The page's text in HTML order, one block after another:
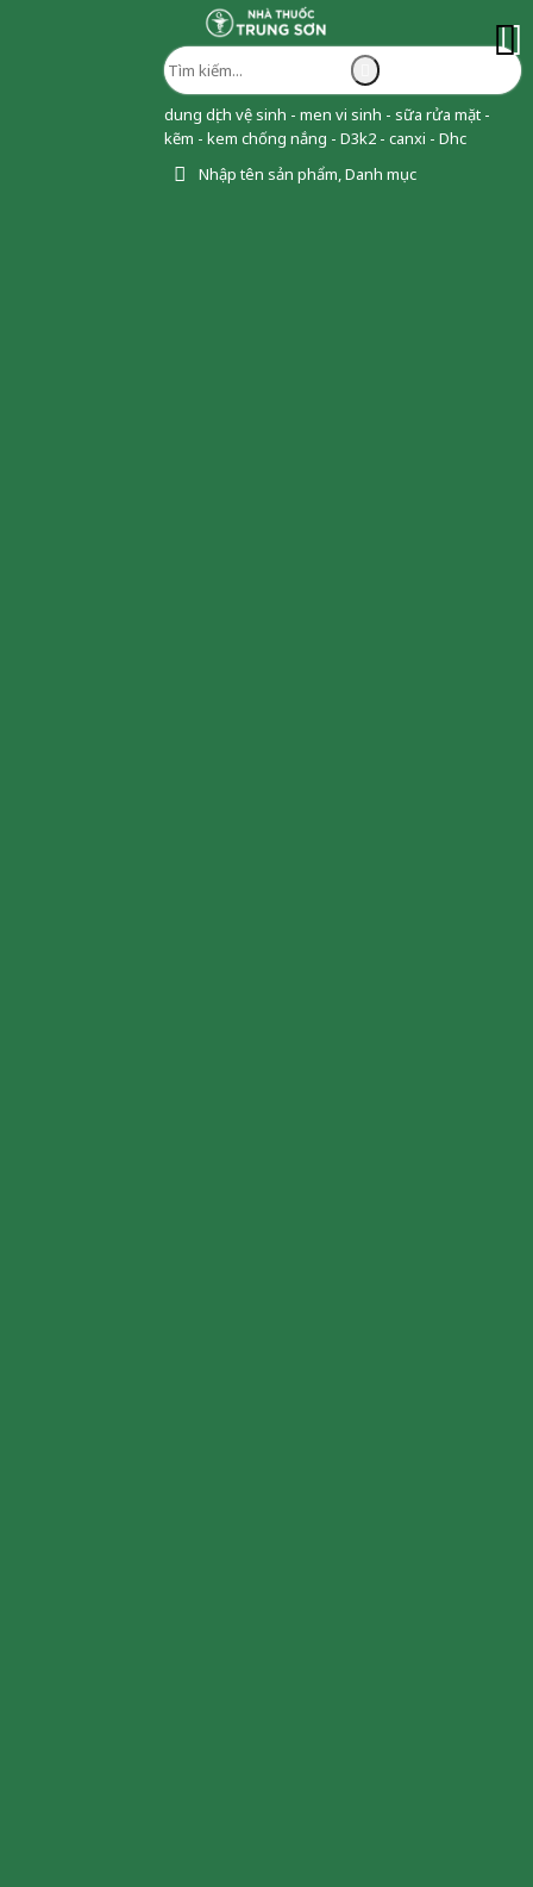
dung dịch vệ sinh - men vi sinh - sữa rửa mặt -
kẽm - kem chống nắng - D3k2 - canxi - Dhc
Nhập tên sản phẩm, Danh mục